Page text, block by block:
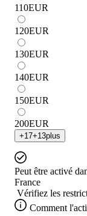
110EUR
120EUR
130EUR
140EUR
150EUR
200EUR
+17+13plus
Peut être activé
France
Vérifiez les
Comment